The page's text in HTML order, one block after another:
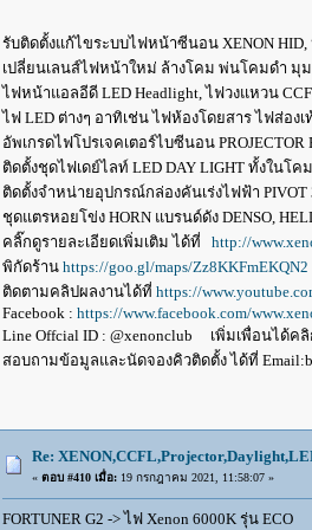
รับติดตั้งแก้ไขระบบไฟหน้าซีนอน XENON
เปลี่ยนเลนส์ไฟหน้าใหม่ ล้างโคม พ่นโคมดำ มุ
ไฟหน้าแอลอีดี LED Headlight, ไฟวงแหวน
ไฟ LED ต่างๆ อาทิเช่น ไฟห้องโดยสาร ไฟส่อ
อัพเกรดไฟโปรเจคเตอร์ไบซีนอน
ติดตั้งชุดไฟเดย์ไลท์ LED DAY LIGHT ทั้งในโ
ติดตั้งจำหน่ายอุปกรณ์กล่องคันเร่งไฟฟ้า PIVOT
ชุดแตรหอยโข่ง HORN แบรนด์ดัง DENSO,
คลิ๊กดูรายละเอียดเพิ่มเติม ได้ที่ http://
พิกัดร้าน https://goo.gl/maps/Zz8KKFmEKQN2
ติดตามคลิปผลงานได้ที่ https://
Facebook : https://www.facebook.com/
Line Offcial ID : @xenonclub เพิ่มเพื่อนได้ค
สอบถามข้อมูลและนัดจองคิวติดตั้ง ได้ที่
Re:
« ตอบ #410 เมื่อ:19 กรกฎาคม 2021, 11:58:07 »
FORTUNER G2 -> ไฟ Xenon 6000K รุ่น ECO